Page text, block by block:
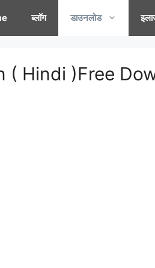
ब्लॉग डाउनलोड
( Hindi )Free